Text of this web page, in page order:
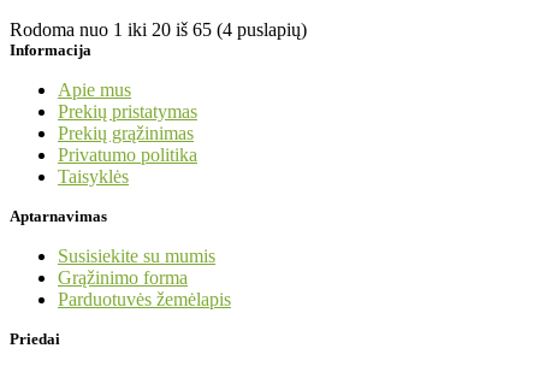
Rodoma nuo 1 iki 20 iš 65 (4 puslapių)
Informacija
Apie mus
Prekių pristatymas
Prekių grąžinimas
Privatumo politika
Taisyklės
Aptarnavimas
Susisiekite su mumis
Grąžinimo forma
Parduotuvės žemėlapis
Priedai